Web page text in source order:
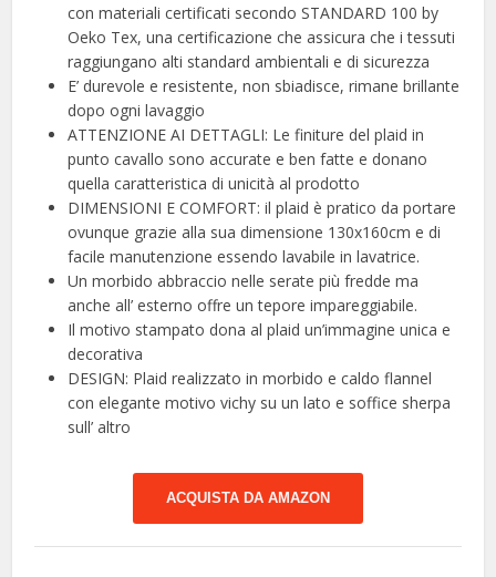
con materiali certificati secondo STANDARD 100 by
Oeko Tex, una certificazione che assicura che i tessuti
raggiungano alti standard ambientali e di sicurezza
E’ durevole e resistente, non sbiadisce, rimane brillante
dopo ogni lavaggio
ATTENZIONE AI DETTAGLI: Le finiture del plaid in
punto cavallo sono accurate e ben fatte e donano
quella caratteristica di unicità al prodotto
DIMENSIONI E COMFORT: il plaid è pratico da portare
ovunque grazie alla sua dimensione 130x160cm e di
facile manutenzione essendo lavabile in lavatrice.
Un morbido abbraccio nelle serate più fredde ma
anche all’ esterno offre un tepore impareggiabile.
Il motivo stampato dona al plaid un’immagine unica e
decorativa
DESIGN: Plaid realizzato in morbido e caldo flannel
con elegante motivo vichy su un lato e soffice sherpa
sull’ altro
ACQUISTA DA AMAZON